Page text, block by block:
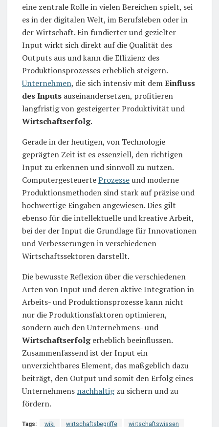
eine zentrale Rolle in vielen Bereichen spielt, sei
es in der digitalen Welt, im Berufsleben oder in
der Wirtschaft. Ein fundierter und gezielter
Input wirkt sich direkt auf die Qualität des
Outputs aus und kann die Effizienz des
Produktionsprozesses erheblich steigern.
Unternehmen, die sich intensiv mit demEinfluss
des Inputs auseinandersetzen, profitieren
langfristig von gesteigerter Produktivität und
Wirtschaftserfolg.
Gerade in der heutigen, von Technologie
geprägten Zeit ist es essenziell, den richtigen
Input zu erkennen und sinnvoll zu nutzen.
ComputergesteuerteProzesseund moderne
Produktionsmethoden sind stark auf präzise und
hochwertige Eingaben angewiesen. Dies gilt
ebenso für die intellektuelle und kreative Arbeit,
bei der der Input die Grundlage für Innovationen
und Verbesserungen in verschiedenen
Wirtschaftssektoren darstellt.
Die bewusste Reflexion über die verschiedenen
Arten von Input und deren aktive Integration in
Arbeits- und Produktionsprozesse kann nicht
nur die Produktionsfaktoren optimieren,
sondern auch den Unternehmens- und
Wirtschaftserfolgerheblich beeinflussen.
Zusammenfassend ist der Input ein
unverzichtbares Element, das maßgeblich dazu
beiträgt, den Output und somit den Erfolg eines
Unternehmens nachhaltigzu sichern und zu
fördern.
Tags: wiki wirtschaftsbegriffe wirtschaftswissen